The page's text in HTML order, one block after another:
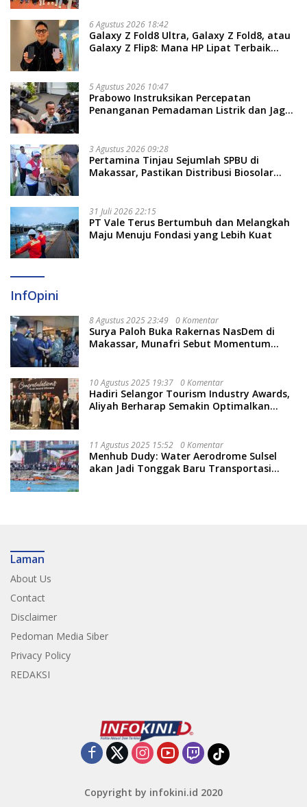
6 Agustus 2026 18:42
Galaxy Z Fold8 Ultra, Galaxy Z Fold8, atau
Galaxy Z Flip8: Mana HP Lipat Terbaik
5 Agustus 2026 10:47
Prabowo Instruksikan Percepatan
Penanganan Pemadaman Listrik dan Jaga
3 Agustus 2026 09:28
Pertamina Tinjau Sejumlah SPBU di
Makassar, Pastikan Distribusi Biosolar
31 Juli 2026 22:15
PT Vale Terus Bertumbuh dan Melangkah
Maju Menuju Fondasi yang Lebih Kuat
InfOpini
8 Agustus 2025 23:49 0 Komentar
Surya Paloh Buka Rakernas NasDem di
Makassar, Munafri Sebut Momentum
10 Agustus 2025 19:37 0 Komentar
Hadiri Selangor Tourism Industry Awards,
Aliyah Berharap Semakin Optimalkan
11 Agustus 2025 15:52 0 Komentar
Menhub Dudy: Water Aerodrome Sulsel
akan Jadi Tonggak Baru Transportasi
Laman
About Us
Contact
Disclaimer
Pedoman Media Siber
Privacy Policy
REDAKSI
Copyright by infokini.id 2020